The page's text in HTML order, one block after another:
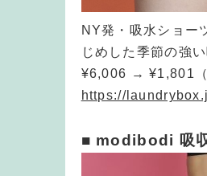
NY発・吸水ショー
じめした季節の強
¥6,006 → ¥1,801（
https://
■ modibodi 吸収